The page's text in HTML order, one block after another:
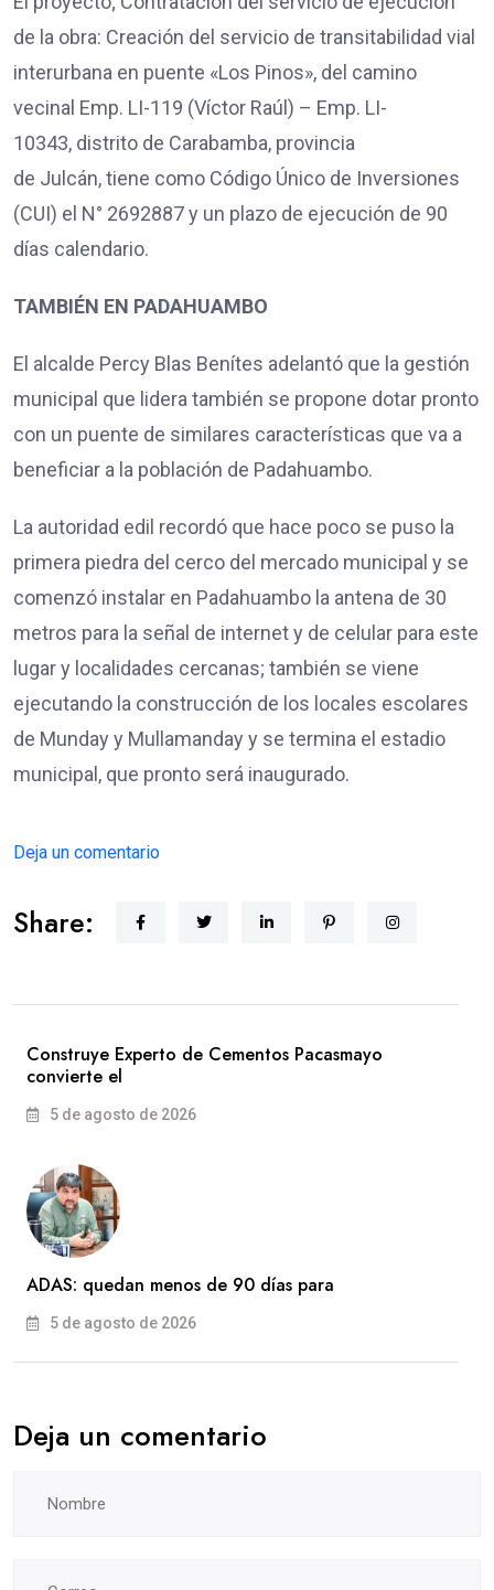
de la obra: Creación del servicio de transitabilidad vial
interurbana en puente «Los Pinos», del camino
vecinal Emp. LI-119 (Víctor Raúl) – Emp. LI-
10343, distrito de Carabamba, provincia
de Julcán, tiene como Código Único de Inversiones
(CUI) el N° 2692887 y un plazo de ejecución de 90
días calendario.
TAMBIÉN EN PADAHUAMBO
El alcalde Percy Blas Benítes adelantó que la gestión
municipal que lidera también se propone dotar pronto
con un puente de similares características que va a
beneficiar a la población de Padahuambo.
La autoridad edil recordó que hace poco se puso la
primera piedra del cerco del mercado municipal y se
comenzó instalar en Padahuambo la antena de 30
metros para la señal de internet y de celular para este
lugar y localidades cercanas; también se viene
ejecutando la construcción de los locales escolares
de Munday y Mullamanday y se termina el estadio
municipal, que pronto será inaugurado.
Deja un comentario
Share:
Construye Experto de Cementos Pacasmayo
convierte el
5 de agosto de 2026
ADAS: quedan menos de 90 días para
5 de agosto de 2026
Deja un comentario